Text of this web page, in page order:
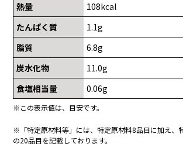
熱量
108kcal
たんぱく質
1.1g
脂質
6.8g
炭水化物
11.0g
食塩相当量
0.06g
※この表示値は、目安です。
※「特定原材料等」には、特定原材料8品目に加え、
の20品目を記載しております。